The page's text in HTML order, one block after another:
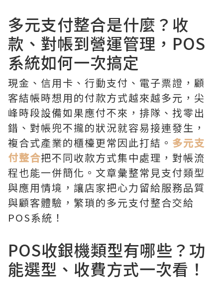
多元支付整合是什麼？收
款、對帳到營運管理，POS
系統如何一次搞定
現金、信用卡、行動支付、電子票證，顧
客結帳時想用的付款方式越來越多元，尖
峰時段設備如果應付不來，排隊、找零出
錯、對帳兜不攏的狀況就容易接連發生，
複合式產業的櫃檯更常因此打結。 多元支
付整合把不同收款方式集中處理，對帳流
程也能一併簡化。文章彙整常見支付類型
與應用情境，讓店家把心力留給服務品質
與顧客體驗，繁瑣的多元支付整合交給
POS系統！
POS收銀機類型有哪些？功
能選型、收費方式一次看！